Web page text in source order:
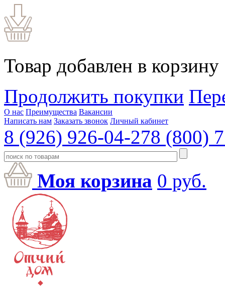
Товар добавлен в корзину
Продолжить покупки
О нас Преимущества Вакансии
Написать нам Заказать звонок Личный кабинет
8 (926) 926-04-278 (800)
Моя корзина 0 руб.